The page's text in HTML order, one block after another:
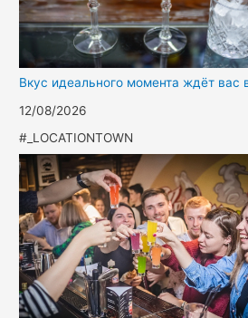
Вкус идеального момента ждёт вас
12/08/2026
#_LOCATIONTOWN